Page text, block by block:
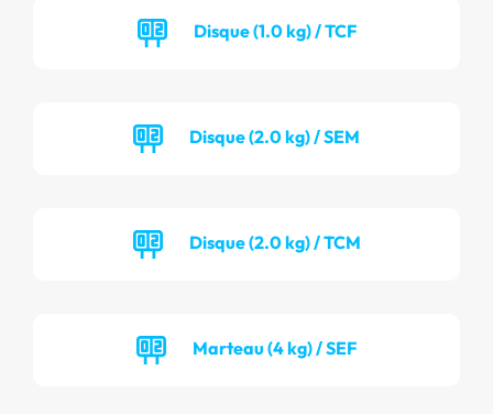
Disque (1.0 kg) / TCF
Disque (2.0 kg) / SEM
Disque (2.0 kg) / TCM
Marteau (4 kg) / SEF